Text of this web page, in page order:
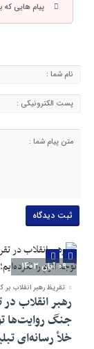
پیام هایی که
09 آبان 1403
تقریظ رهبر انقلاب بر
رهبر انقلاب
جنگ روایت‌ها
خلأ رسانه‌ای